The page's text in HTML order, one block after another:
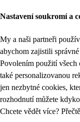
Nastavení soukromí a
My a naši partneři
abychom zajistili
Povolením použití všech
také personalizovanou
jen nezbytné cookies,
rozhodnutí můžete
Chcete vědět více?